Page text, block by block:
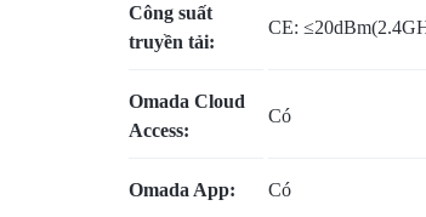
HỆ
THỐNG
BẢO
MẬT
Công suất
truyền tải:
CE:
Omada Cloud
Access:
Có
Omada App: Có